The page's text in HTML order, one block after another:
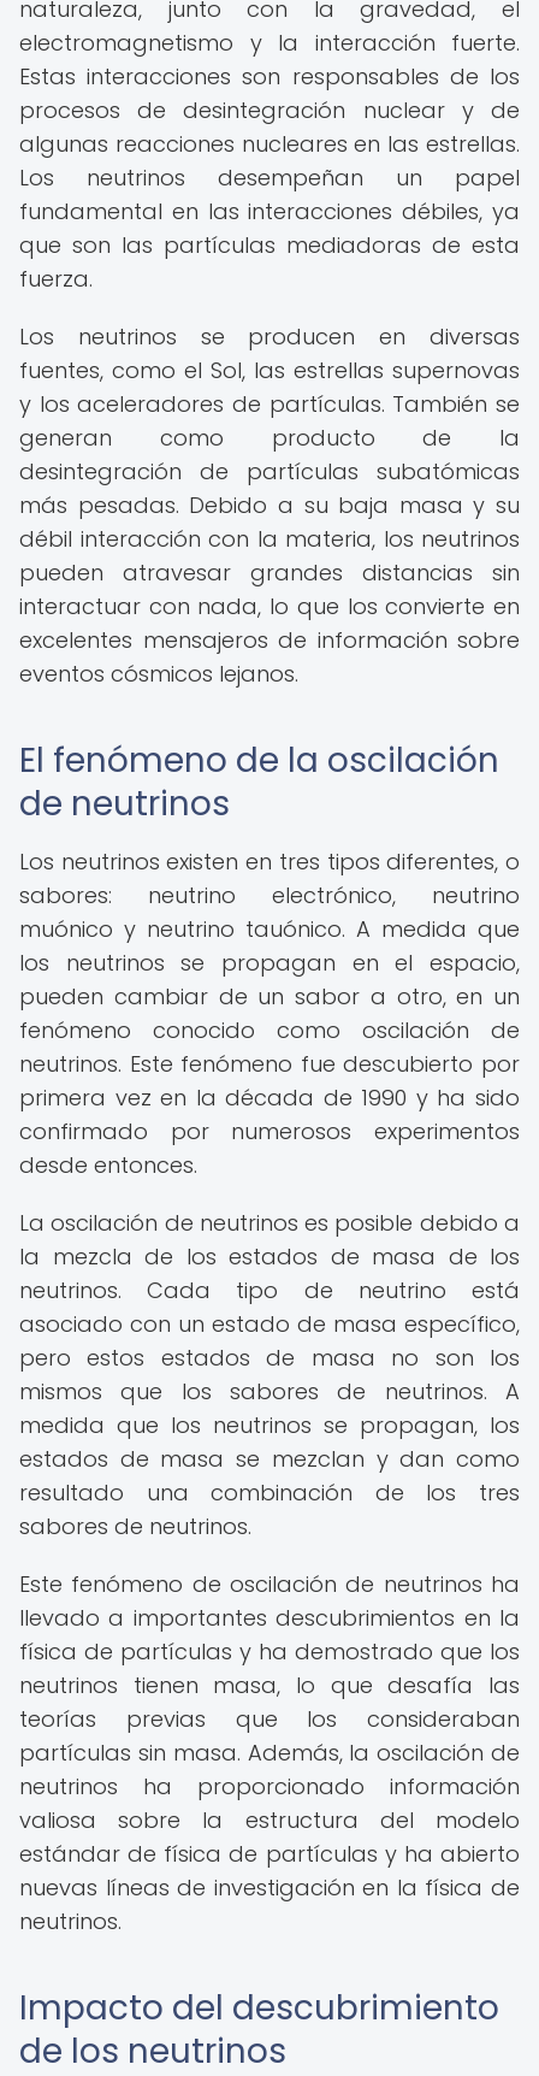
naturaleza, junto con la gravedad, el
electromagnetismo y la interacción fuerte.
Estas interacciones son responsables de los
procesos de desintegración nuclear y de
algunas reacciones nucleares en las estrellas.
Los neutrinos desempeñan un papel
fundamental en las interacciones débiles, ya
que son las partículas mediadoras de esta
fuerza.
Los neutrinos se producen en diversas
fuentes, como el Sol, las estrellas supernovas
y los aceleradores de partículas. También se
generan como producto de la
desintegración de partículas subatómicas
más pesadas. Debido a su baja masa y su
débil interacción con la materia, los neutrinos
pueden atravesar grandes distancias sin
interactuar con nada, lo que los convierte en
excelentes mensajeros de información sobre
eventos cósmicos lejanos.
El fenómeno de la oscilación
de neutrinos
Los neutrinos existen en tres tipos diferentes, o
sabores: neutrino electrónico, neutrino
muónico y neutrino tauónico. A medida que
los neutrinos se propagan en el espacio,
pueden cambiar de un sabor a otro, en un
fenómeno conocido como oscilación de
neutrinos. Este fenómeno fue descubierto por
primera vez en la década de 1990 y ha sido
confirmado por numerosos experimentos
desde entonces.
La oscilación de neutrinos es posible debido a
la mezcla de los estados de masa de los
neutrinos. Cada tipo de neutrino está
asociado con un estado de masa específico,
pero estos estados de masa no son los
mismos que los sabores de neutrinos. A
medida que los neutrinos se propagan, los
estados de masa se mezclan y dan como
resultado una combinación de los tres
sabores de neutrinos.
Este fenómeno de oscilación de neutrinos ha
llevado a importantes descubrimientos en la
física de partículas y ha demostrado que los
neutrinos tienen masa, lo que desafía las
teorías previas que los consideraban
partículas sin masa. Además, la oscilación de
neutrinos ha proporcionado información
valiosa sobre la estructura del modelo
estándar de física de partículas y ha abierto
nuevas líneas de investigación en la física de
neutrinos.
Impacto del descubrimiento
de los neutrinos